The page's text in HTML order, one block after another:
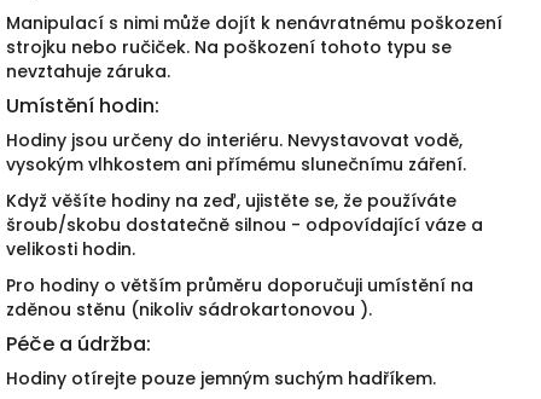
Manipulací s nimi může dojít k nenávratnému poškození
strojku nebo ručiček. Na poškození tohoto typu se
nevztahuje záruka.
Umístění hodin:
Hodiny jsou určeny do interiéru. Nevystavovat vodě,
vysokým vlhkostem ani přímému slunečnímu záření.
Když věšíte hodiny na zeď, ujistěte se, že používáte
šroub/skobu dostatečně silnou - odpovídající váze a
velikosti hodin.
Pro hodiny o větším průměru doporučuji umístění na
zděnou stěnu (nikoliv sádrokartonovou ).
Péče a údržba:
Hodiny otírejte pouze jemným suchým hadříkem.